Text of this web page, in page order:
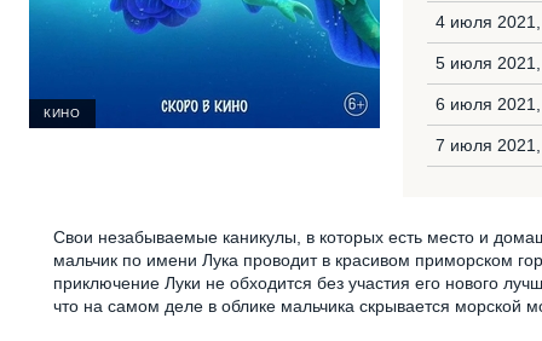
КИНО
4 июля 2021,
5 июля
6 июля 2021,
7 июля
Свои незабываемые каникулы, в которых есть место и
мальчик по имени Лука проводит в красивом приморском
приключение Луки не обходится без участия его нового
что на самом деле в облике мальчика скрывается морской